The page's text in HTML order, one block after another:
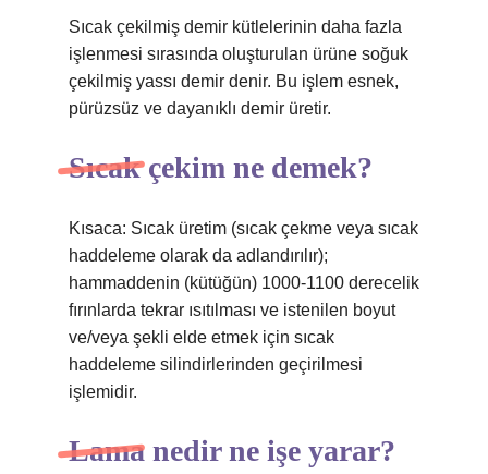
Sıcak çekilmiş demir kütlelerinin daha fazla
işlenmesi sırasında oluşturulan ürüne soğuk
çekilmiş yassı demir denir. Bu işlem esnek,
pürüzsüz ve dayanıklı demir üretir.
Sıcak çekim ne demek?
Kısaca: Sıcak üretim (sıcak çekme veya sıcak
haddeleme olarak da adlandırılır);
hammaddenin (kütüğün) 1000-1100 derecelik
fırınlarda tekrar ısıtılması ve istenilen boyut
ve/veya şekli elde etmek için sıcak
haddeleme silindirlerinden geçirilmesi
işlemidir.
Lama nedir ne işe yarar?